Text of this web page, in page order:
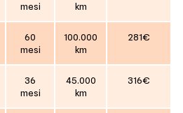
mesi
km
60
mesi
100.000
km
281€
36
mesi
45.000
km
316€